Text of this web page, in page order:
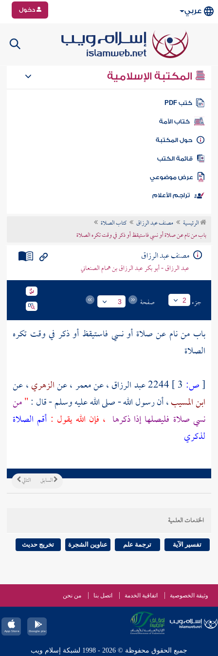
عربي دخول
المكتبة الإسلامية
كتب PDF
كتاب الأمة
المكتبة
الكتب
موضوعي
تراجم الأعلام
الرئيسية مصنف عبد الرزاق
كتاب الصلاة
باب من نام عن صلاة أو نسي فاستيقظ أو ذكر في وقت تكره الصلاة
مصنف عبد الرزاق
عبد الرزاق - أبو بكر عبد الرزاق بن همام الصنعاني
جزء 2 صفحة 3
باب من نام عن صلاة أو نسي فاستيقظ أو ذكر في وقت تكره
الصلاة
[ص: 2244عبد الرزاق، عنمعمر، عنالزهري، عن
ابن المسيب، أن رسول الله - صلى الله عليه وسلم - قال :"من
نسي صلاة فليصلها إذا ذكرها ، فإن الله يقول : أقم الصلاة
لذكري
التالي السابق
الخدمات العلمية
تفسير الآية ترجمة علم عناوين الشجرة تخريج حديث
وثيقة الخصوصية اتفاقية الخدمة اتصل بنا من نحن
جميع الحقوق محفوظة © 2026 - 1998 لشبكة إسلام ويب